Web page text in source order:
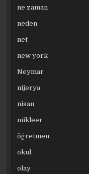
ne zaman
neden
net
new york
Neymar
nijerya
nisan
nükleer
öğretmen
okul
olay